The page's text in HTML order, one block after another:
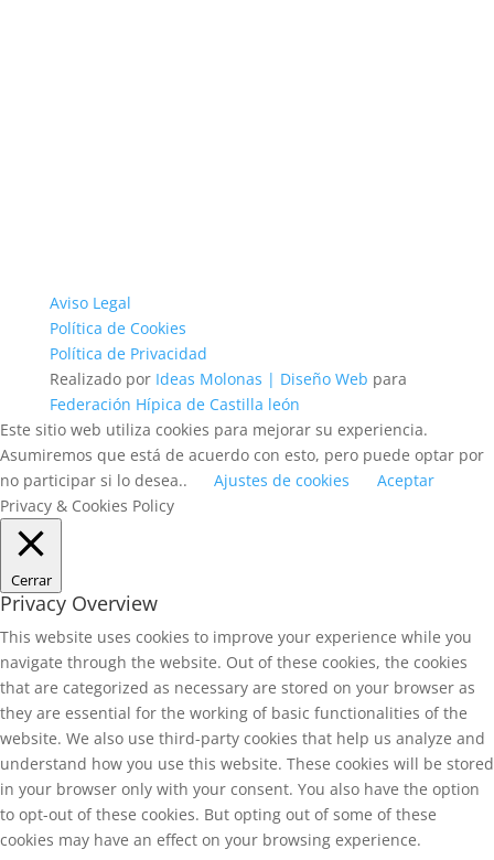
Aviso Legal
Política de Cookies
Política de Privacidad
Realizado por Ideas Molonas | Diseño Web para
Federación Hípica de Castilla león
Este sitio web utiliza cookies para mejorar su experiencia.
Asumiremos que está de acuerdo con esto, pero puede optar por
no participar si lo desea..
Ajustes de cookies
Aceptar
Privacy & Cookies Policy
Cerrar
Privacy Overview
This website uses cookies to improve your experience while you
navigate through the website. Out of these cookies, the cookies
that are categorized as necessary are stored on your browser as
they are essential for the working of basic functionalities of the
website. We also use third-party cookies that help us analyze and
understand how you use this website. These cookies will be stored
in your browser only with your consent. You also have the option
to opt-out of these cookies. But opting out of some of these
cookies may have an effect on your browsing experience.